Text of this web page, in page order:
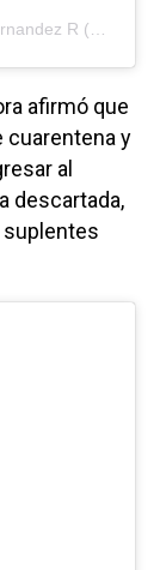
R (@adianezhzr) el
afirmó que
cuarentena y
al
descartada,
suplentes